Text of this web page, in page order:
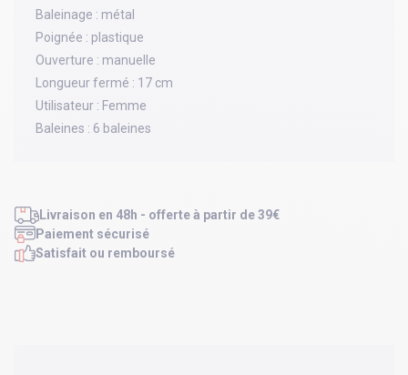
Baleinage : métal
Poignée : plastique
Ouverture : manuelle
Longueur fermé : 17 cm
Utilisateur : Femme
Baleines : 6 baleines
Livraison en 48h - offerte à partir de 39€
Paiement sécurisé
Satisfait ou remboursé